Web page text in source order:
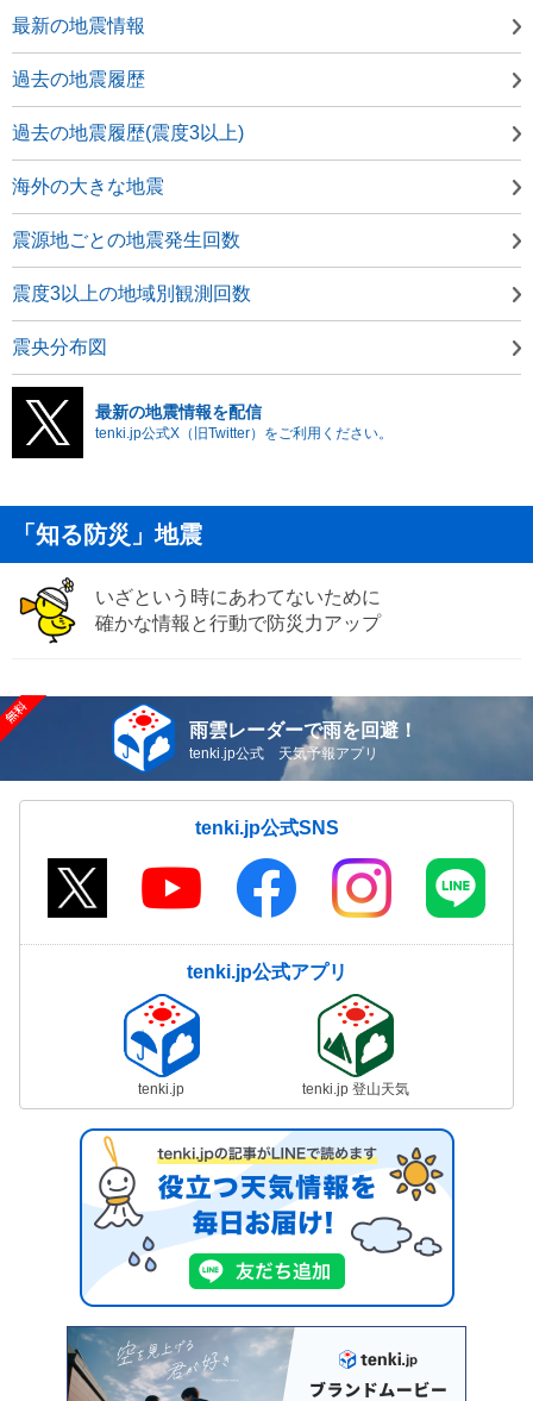
最新の地震情報
過去の地震履歴
過去の地震履歴(震度3以上)
海外の大きな地震
震源地ごとの地震発生回数
震度3以上の地域別観測回数
震央分布図
最新の地震情報を配信
tenki.jp公式X（旧Twitter）をご利用ください。
「知る防災」地震
いざという時にあわてないために
確かな情報と行動で防災力アップ
雨雲レーダーで雨を回避！
tenki.jp公式 天気予報アプリ
tenki.jp公式SNS
tenki.jp公式アプリ
tenki.jp tenki.jp 登山天気